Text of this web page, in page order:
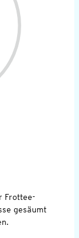
Frottee-
gesäumt